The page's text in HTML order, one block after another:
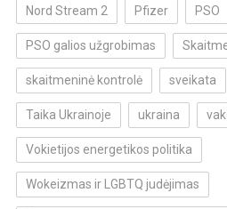
Nord Stream 2 Pfizer PSO
PSO galios užgrobimas
skaitmeninė kontrolė sveikata
Taika Ukrainoje ukraina
Vokietijos energetikos politika
Wokeizmas ir LGBTQ judėjimas